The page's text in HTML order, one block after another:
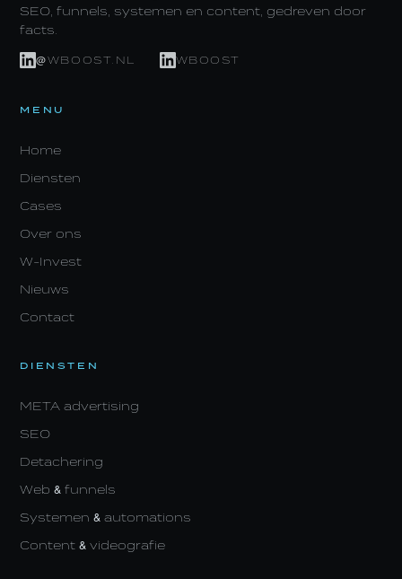
SEO, funnels, systemen en content, gedreven door
facts.
@WBOOST.NL WBOOST
MENU
Home
Diensten
Cases
Over ons
W-Invest
Nieuws
Contact
DIENSTEN
META advertising
SEO
Detachering
Web & funnels
Systemen & automations
Content & videografie